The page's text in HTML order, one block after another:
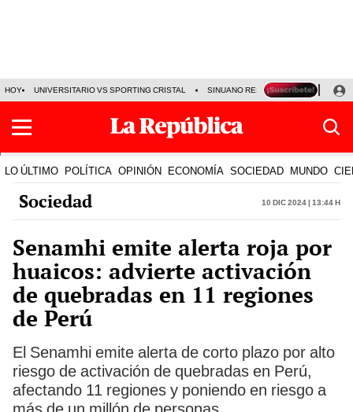
HOY UNIVERSITARIO VS SPORTING CRISTAL SINUANO RESULTADOS HOY
LO ÚLTIMO POLÍTICA OPINIÓN ECONOMÍA SOCIEDAD MUNDO
Sociedad 10 Dic 2024 | 13:44 h
Senamhi emite alerta roja por
huaicos: advierte activación
de quebradas en 11 regiones
de Perú
El Senamhi emite alerta de corto plazo por alto
riesgo de activación de quebradas en Perú,
afectando 11 regiones y poniendo en riesgo a